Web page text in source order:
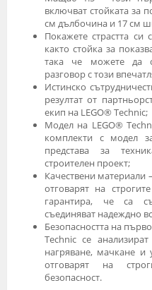
включват стойката за
см дълбочина и 17 см
Покажете страстта си
както стойка за
така че можете да
разговор с този
Истинско
резултат от
екип на LEGO® Technic;
Модел на LEGO®
комплекти с модел
представа за
строителен проект;
Качествени материали
отговарят на
гарантира, че са
съединяват надеждно
Безопасността на
Technic се
нагряване, мачкане и
отговарят на
безопасност.